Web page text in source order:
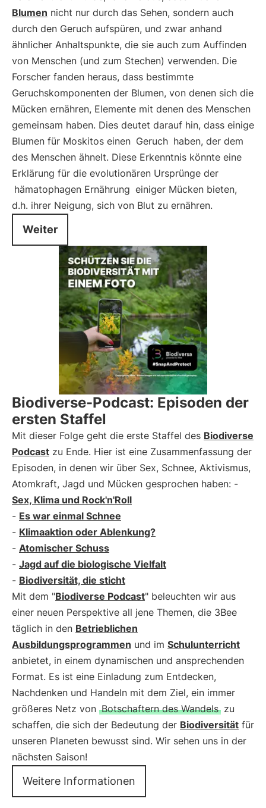
Blumen nicht nur durch das Sehen, sondern auch
durch den Geruch aufspüren, und zwar anhand
ähnlicher Anhaltspunkte, die sie auch zum Auffinden
von Menschen (und zum Stechen) verwenden. Die
Forscher fanden heraus, dass bestimmte
Geruchskomponenten der Blumen, von denen sich die
Mücken ernähren, Elemente mit denen des Menschen
gemeinsam haben. Dies deutet darauf hin, dass einige
Blumen für Moskitos einen Geruch haben, der dem
des Menschen ähnelt. Diese Erkenntnis könnte eine
Erklärung für die evolutionären Ursprünge der
hämatophagen Ernährung einiger Mücken bieten,
d.h. ihrer Neigung, sich von Blut zu ernähren.
Weiter
Biodiverse-Podcast: Episoden der
ersten Staffel
Mit dieser Folge geht die erste Staffel des Biodiverse
Podcast zu Ende. Hier ist eine Zusammenfassung der
Episoden, in denen wir über Sex, Schnee, Aktivismus,
Atomkraft, Jagd und Mücken gesprochen haben: -
Sex, Klima und Rock'n'Roll
- Es war einmal Schnee
- Klimaaktion oder Ablenkung?
- Atomischer Schuss
- Jagd auf die biologische Vielfalt
- Biodiversität, die sticht
Mit dem "Biodiverse Podcast" beleuchten wir aus
einer neuen Perspektive all jene Themen, die 3Bee
täglich in den Betrieblichen
Ausbildungsprogrammen und im Schulunterricht
anbietet, in einem dynamischen und ansprechenden
Format. Es ist eine Einladung zum Entdecken,
Nachdenken und Handeln mit dem Ziel, ein immer
größeres Netz von Botschaftern des Wandels zu
schaffen, die sich der Bedeutung der Biodiversität für
unseren Planeten bewusst sind. Wir sehen uns in der
nächsten Saison!
Weitere Informationen